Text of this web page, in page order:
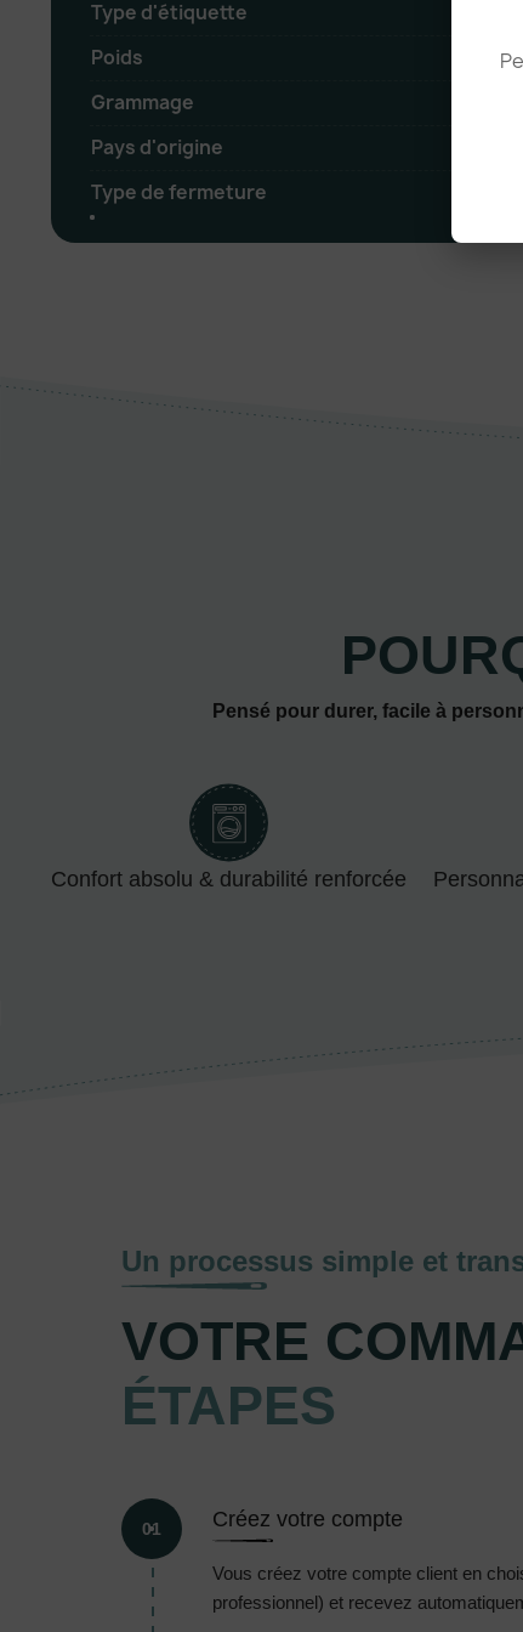
Type d'étiquette
Poids
Grammage
Pays d'origine
Type de fermeture
Pensé pour durer, facile à
Confort absolu & durabilité renforcée
Un processus simple et
VOTRE
ÉTAPES
01 Créez votre compte
Vous créez votre compte client en
professionnel) et recevez